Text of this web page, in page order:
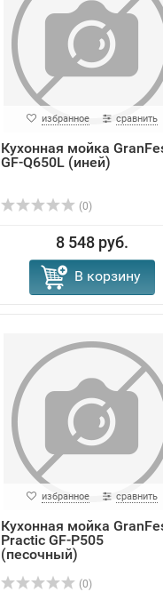
избранное сравнить
Кухонная мойка
GF-Q650L (иней)
(0)
8 548 руб.
В корзину
избранное сравнить
Кухонная мойка
Practic GF-P505
(песочный)
(0)